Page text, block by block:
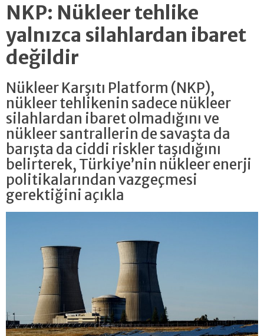
NKP: Nükleer tehlike
yalnızca silahlardan ibaret
değildir
Nükleer Karşıtı Platform (NKP),
nükleer tehlikenin sadece nükleer
silahlardan ibaret olmadığını ve
nükleer santrallerin de savaşta da
barışta da ciddi riskler taşıdığını
belirterek, Türkiye’nin nükleer enerji
politikalarından vazgeçmesi
gerektiğini açıkla